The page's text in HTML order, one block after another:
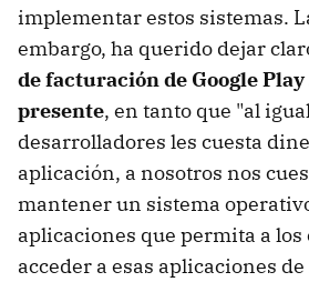
implementar estos sistemas.
embargo, ha querido dejar
de facturación de Google
presente, en tanto que "al
desarrolladores les cuesta
aplicación, a nosotros nos
mantener un sistema
aplicaciones que permita a
acceder a esas aplicaciones